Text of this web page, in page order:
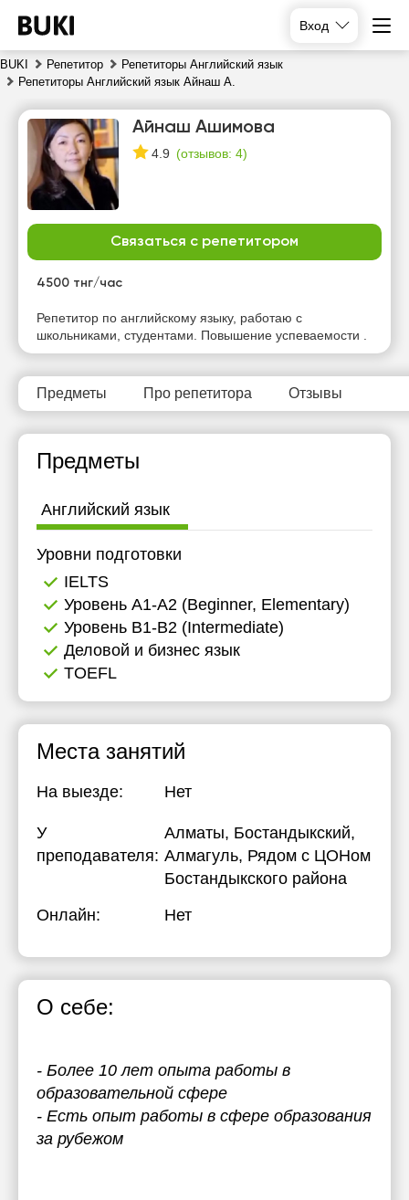
Вход
BUKI Репетитор
Репетиторы Английский язык
Репетиторы Английский язык Айнаш А.
Айнаш Ашимова
4.9 (отзывов: 4)
Связаться с репетитором
4500 тнг/час
Репетитор по английскому языку, работаю с
школьниками, студентами. Повышение успеваемости .
Предметы Про репетитора Отзывы
Предметы
Английский язык
Уровни подготовки
IELTS
Уровень А1-А2 (Beginner, Elementary)
Уровень B1-B2 (Intermediate)
Деловой и бизнес язык
TOEFL
Места занятий
На выезде: Нет
У
преподавателя:
Алматы, Бостандыкский,
Алмагуль, Рядом с ЦОНом
Бостандыкского района
Онлайн:
Нет
О себе:
- Более 10 лет опыта работы в
образовательной сфере
- Есть опыт работы в сфере образования
за рубежом
пт
сб
Нет
свободных
18:00
18:30
Нет
свободных
свободных